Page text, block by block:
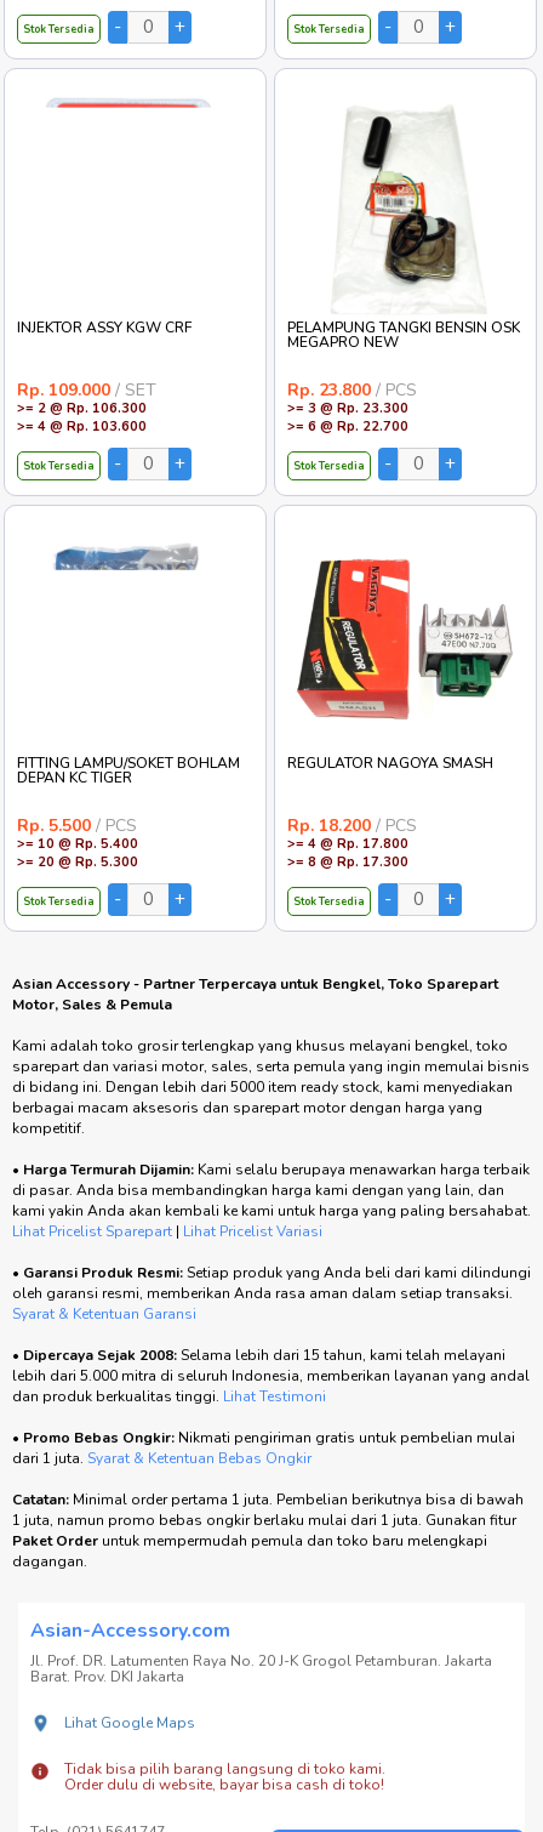
Stok Tersedia Stok Tersedia
INJEKTOR ASSY KGW CRF
Rp. 109.000 / SET
>= 2 @ Rp. 106.300
>= 4 @ Rp. 103.600
Stok Tersedia
PELAMPUNG TANGKI BENSIN OSK
MEGAPRO NEW
Rp. 23.800 / PCS
>= 3 @ Rp. 23.300
>= 6 @ Rp. 22.700
Stok Tersedia
FITTING LAMPU/SOKET BOHLAM
DEPAN KC TIGER
Rp. 5.500 / PCS
>= 10 @ Rp. 5.400
>= 20 @ Rp. 5.300
Stok Tersedia
REGULATOR NAGOYA SMASH
Rp. 18.200 / PCS
>= 4 @ Rp. 17.800
>= 8 @ Rp. 17.300
Stok Tersedia
Asian Accessory - Partner Terpercaya untuk Bengkel, Toko Sparepart
Motor, Sales & Pemula
Kami adalah toko grosir terlengkap yang khusus melayani bengkel, toko
sparepart dan variasi motor, sales, serta pemula yang ingin memulai bisnis
di bidang ini. Dengan lebih dari 5000 item ready stock, kami menyediakan
berbagai macam aksesoris dan sparepart motor dengan harga yang
kompetitif.
• Harga Termurah Dijamin: Kami selalu berupaya menawarkan harga terbaik
di pasar. Anda bisa membandingkan harga kami dengan yang lain, dan
kami yakin Anda akan kembali ke kami untuk harga yang paling bersahabat.
Lihat Pricelist Sparepart | Lihat Pricelist Variasi
• Garansi Produk Resmi:Setiap produk yang Anda beli dari kami dilindungi
oleh garansi resmi, memberikan Anda rasa aman dalam setiap transaksi.
Syarat & Ketentuan Garansi
• Dipercaya Sejak 2008:Selama lebih dari 15 tahun, kami telah melayani
lebih dari 5.000 mitra di seluruh Indonesia, memberikan layanan yang andal
dan produk berkualitas tinggi. Lihat Testimoni
• Promo Bebas Ongkir: Nikmati pengiriman gratis untuk pembelian mulai
dari 1 juta. Syarat & Ketentuan Bebas Ongkir
Catatan: Minimal order pertama 1 juta. Pembelian berikutnya bisa di bawah
1 juta, namun promo bebas ongkir berlaku mulai dari 1 juta. Gunakan fitur
Paket Order untuk mempermudah pemula dan toko baru melengkapi
dagangan.
Asian-Accessory.com
Jl. Prof. DR. Latumenten Raya No. 20 J-K Grogol Petamburan. Jakarta
Barat. Prov. DKI Jakarta
Lihat Google Maps
Tidak bisa pilih barang langsung di toko kami.
Order dulu di website, bayar bisa cash di toko!